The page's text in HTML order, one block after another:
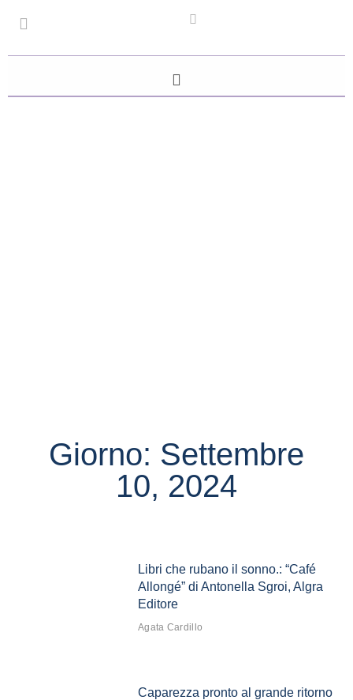
Giorno: Settembre
10, 2024
Libri che rubano il sonno.: “Café
Allongé” di Antonella Sgroi, Algra
Editore
Agata Cardillo
Caparezza pronto al grande ritorno